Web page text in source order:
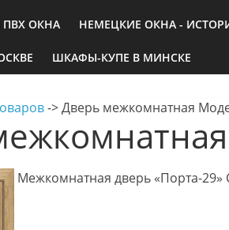
ОКНА НЕМЕЦКИЕ ОКНА -
ШКАФЫ-КУПЕ В МИНСКЕ
->Дверь межкомнатная
Межкомнатная дверь «Порта-29»